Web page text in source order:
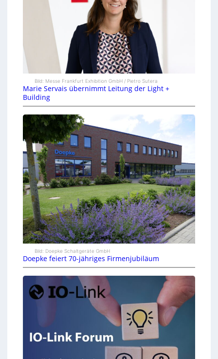
Bild: Messe Frankfurt Exhibition GmbH / Pietro Sutera
Marie Servais übernimmt Leitung der Light +
Building
Bild: Doepke Schaltgeräte GmbH
Doepke feiert 70-jähriges Firmenjubiläum